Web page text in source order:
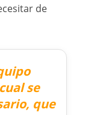
de
se
que